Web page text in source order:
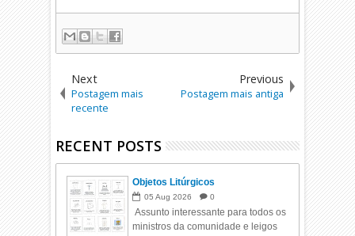
Next
Postagem mais
recente
Previous
Postagem mais antiga
RECENT POSTS
Objetos Litúrgicos
05 Aug 2026 0
Assunto interessante para todos os
ministros da comunidade e leigos